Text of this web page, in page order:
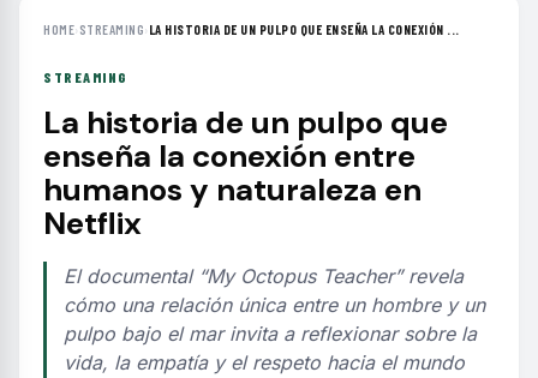
HOME› STREAMING› LA HISTORIA DE UN PULPO QUE ENSEÑA LA CONEXIÓN ...
STREAMING
La historia de un pulpo que
enseña la conexión entre
humanos y naturaleza en
Netflix
El documental “My Octopus Teacher” revela
cómo una relación única entre un hombre y un
pulpo bajo el mar invita a reflexionar sobre la
vida, la empatía y el respeto hacia el mundo